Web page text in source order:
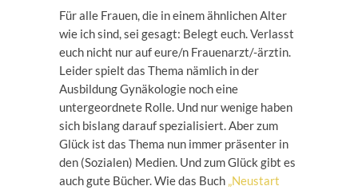
Für alle Frauen, die in einem ähnlichen Alter
wie ich sind, sei gesagt: Belegt euch. Verlasst
euch nicht nur auf eure/n Frauenarzt/-ärztin.
Leider spielt das Thema nämlich in der
Ausbildung Gynäkologie noch eine
untergeordnete Rolle. Und nur wenige haben
sich bislang darauf spezialisiert. Aber zum
Glück ist das Thema nun immer präsenter in
den (Sozialen) Medien. Und zum Glück gibt es
auch gute Bücher. Wie das Buch „Neustart